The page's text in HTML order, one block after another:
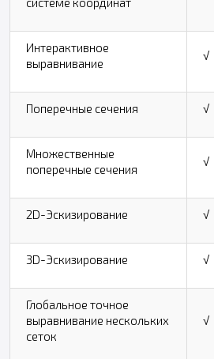
Интерактивное
выравнивание
√
Поперечные сечения √
Множественные
поперечные сечения
√
2D-Эскизирование √
3D-Эскизирование √
Глобальное точное
выравнивание нескольких
сеток
√